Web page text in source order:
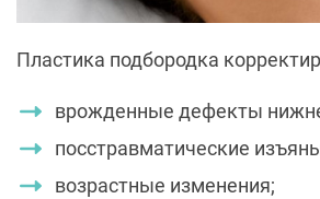
Пластика подбородка
врожденные дефекты
посстравматические
возрастные изменения;